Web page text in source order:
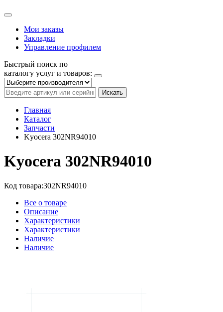
Мои заказы
Закладки
Управление профилем
Быстрый поиск по
каталогу услуг и товаров:
Искать
Главная
Каталог
Запчасти
Kyocera 302NR94010
Kyocera 302NR94010
Код товара:302NR94010
Все о товаре
Описание
Характеристики
Характеристики
Наличие
Наличие